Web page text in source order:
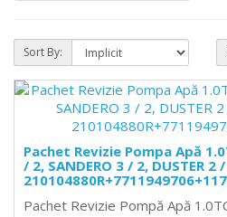
Sort By:
Pachet Revizie Pompa Apă
/ 2, SANDERO 3 / 2, DUSTER
Pachet Revizie Pompă Apă